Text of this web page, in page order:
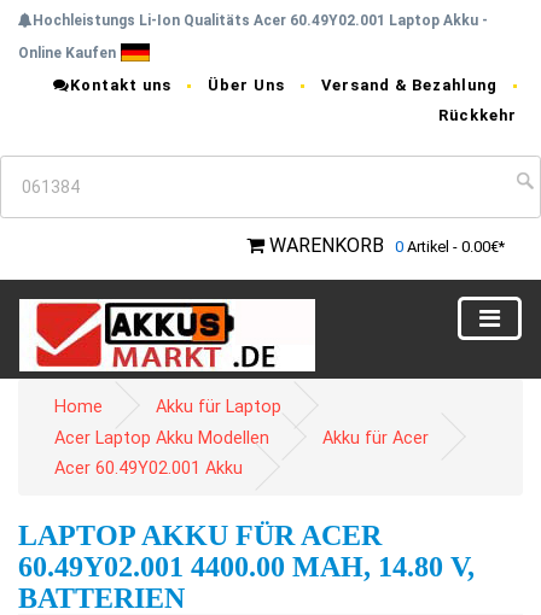
Hochleistungs Li-Ion Qualitäts Acer 60.49Y02.001 Laptop Akku -
Online Kaufen
Kontakt uns Über Uns
Versand & Bezahlung
Rückkehr
WARENKORB 0 Artikel - 0.00€*
Home
Akku für Laptop
Acer Laptop Akku Modellen
Akku für Acer
Acer 60.49Y02.001 Akku
LAPTOP AKKU FÜR ACER
60.49Y02.001 4400.00 MAH, 14.80 V,
BATTERIEN